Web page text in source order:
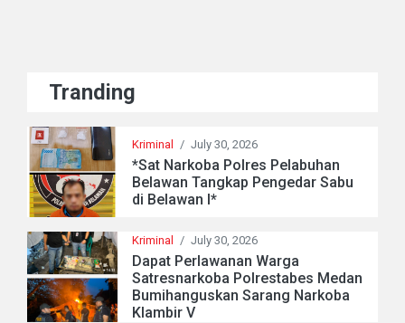
Tranding
Kriminal / July 30, 2026
*Sat Narkoba Polres Pelabuhan
Belawan Tangkap Pengedar Sabu
di Belawan I*
Kriminal / July 30, 2026
Dapat Perlawanan Warga
Satresnarkoba Polrestabes Medan
Bumihanguskan Sarang Narkoba
Klambir V